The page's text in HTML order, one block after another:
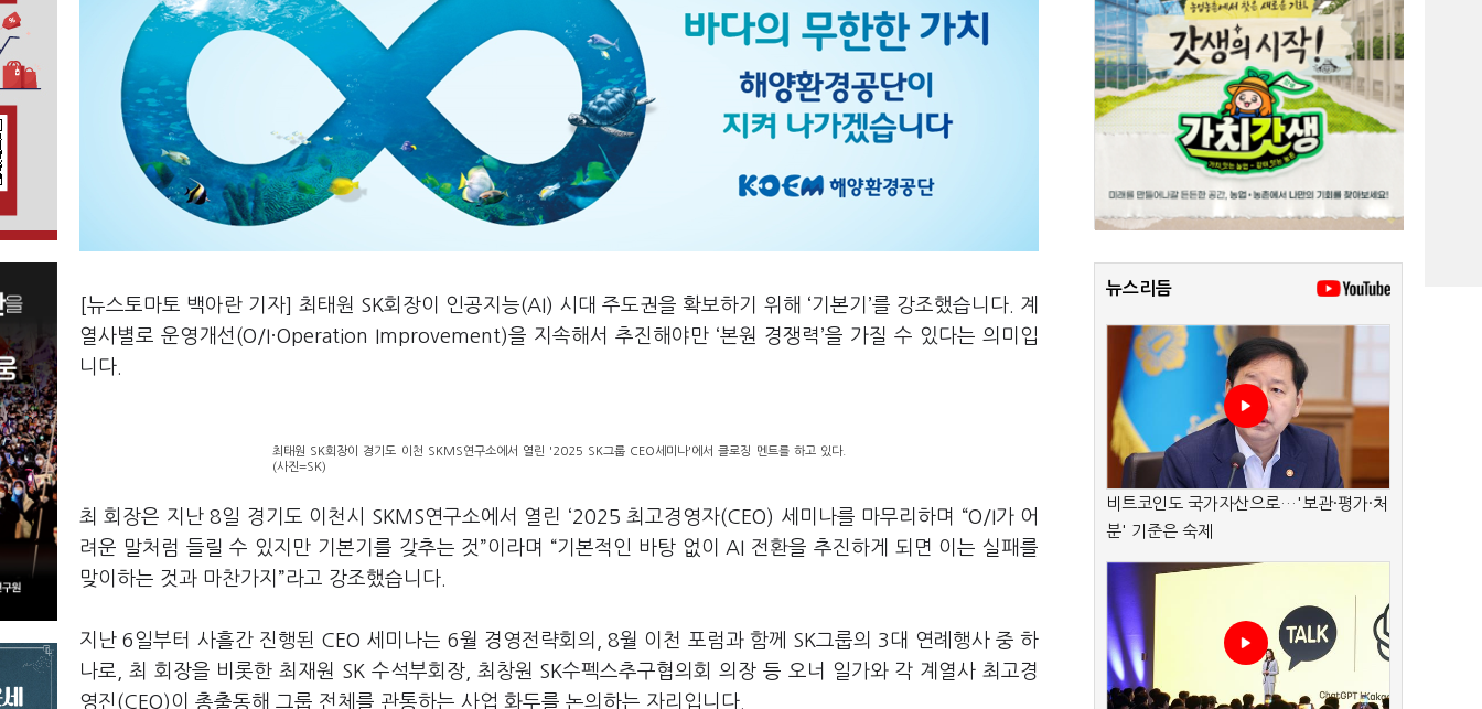
[뉴스토마토 백아란 기자] 최태원 SK회장이 인공지능(AI) 시대 주도권을 확보하기 위해 ‘기본기’를 강조했습니다. 계
열사별로 운영개선(O/I·Operation Improvement)을 지속해서 추진해야만 ‘본원 경쟁력’을 가질 수 있다는 의미입
니다.
최태원 SK회장이 경기도 이천 SKMS연구소에서 열린 '2025 SK그룹 CEO세미나'에서 클로징 멘트를 하고 있다.
(사진=SK)
최 회장은 지난 8일 경기도 이천시 SKMS연구소에서 열린 ‘2025 최고경영자(CEO) 세미나를 마무리하며 “O/I가 어
려운 말처럼 들릴 수 있지만 기본기를 갖추는 것”이라며 “기본적인 바탕 없이 AI 전환을 추진하게 되면 이는 실패를
맞이하는 것과 마찬가지”라고 강조했습니다.
지난 6일부터 사흘간 진행된 CEO 세미나는 6월 경영전략회의, 8월 이천 포럼과 함께 SK그룹의 3대 연례행사 중 하
나로, 최 회장을 비롯한 최재원 SK 수석부회장, 최창원 SK수펙스추구협의회 의장 등 오너 일가와 각 계열사 최고경
영진(CEO)이 총출동해 그룹 전체를 관통하는 사업 화두를 논의하는 자리입니다.
뉴스리듬
비트코인도 국가자산으로…'보관·평가·처
분' 기준은 숙제